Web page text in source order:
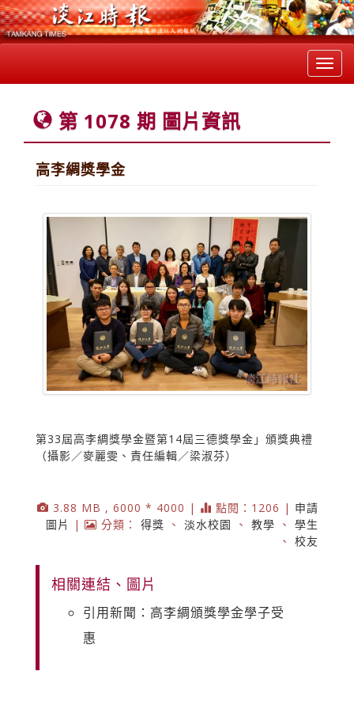
第 1078 期 圖片資訊
高李綢獎學金
第33屆高李綢獎學金暨第14屆三德獎學金」頒獎典禮
（攝影／麥麗雯、責任編輯／梁淑芬）
3.88 MB , 6000 * 4000 | 點閱：1206 | 申請
圖片
| 分類： 得獎 、 淡水校園 、 教學 、 學生
、 校友
相關連結、圖片
引用新聞：高李綢頒獎學金學子受
惠